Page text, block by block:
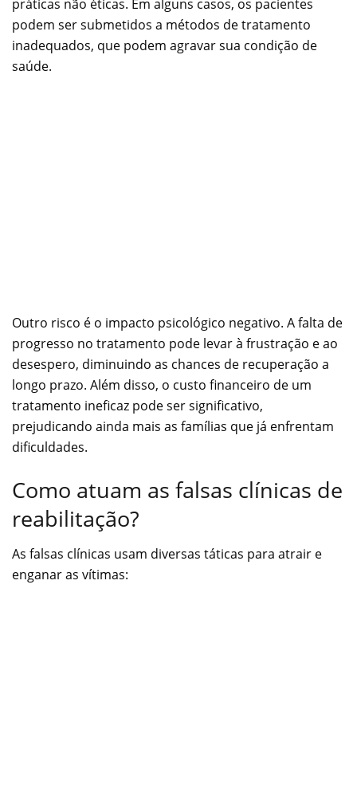
práticas não éticas. Em alguns casos, os pacientes
podem ser submetidos a métodos de tratamento
inadequados, que podem agravar sua condição de
saúde.
Outro risco é o impacto psicológico negativo. A falta de
progresso no tratamento pode levar à frustração e ao
desespero, diminuindo as chances de recuperação a
longo prazo. Além disso, o custo financeiro de um
tratamento ineficaz pode ser significativo,
prejudicando ainda mais as famílias que já enfrentam
dificuldades.
Como atuam as falsas clínicas de
reabilitação?
As falsas clínicas usam diversas táticas para atrair e
enganar as vítimas: